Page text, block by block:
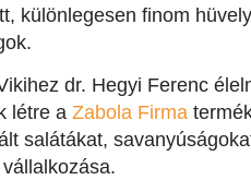
különlegesen finom
dr. Hegyi Ferenc
létre a Zabola Firma
salátákat,